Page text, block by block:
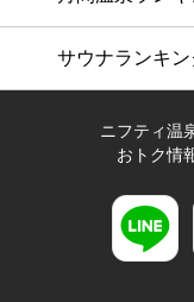
サウナランキン
ニフティ温
おトク情